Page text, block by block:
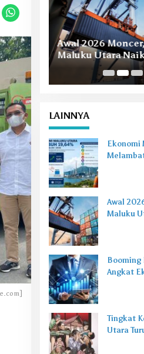
Baru
Awal 2026
Maluku Utara
Ditopang Nikel
LAINNYA
Ekonomi
Awal
Maluku
Booming
Angkat
Tingkat
Utara